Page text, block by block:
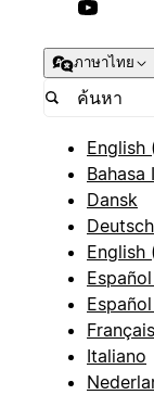
ภาษาไทย
English
Bahasa
Dansk
Deutsch
English
Italiano